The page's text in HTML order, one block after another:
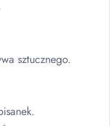
sztucznego.